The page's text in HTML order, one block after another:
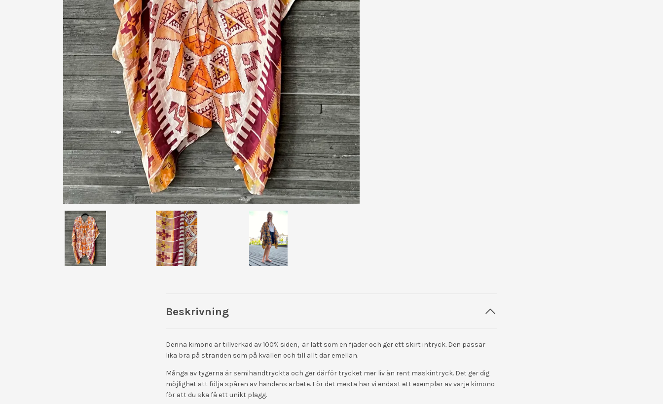
Beskrivning
Denna kimono är tillverkad av 100% siden, är lätt som en fjäder och ger ett skirt intryck. Den passar
lika bra på stranden som på kvällen och till allt där emellan.
Många av tygerna är semihandtryckta och ger därför trycket mer liv än rent maskintryck. Det ger dig
möjlighet att följa spåren av handens arbete. För det mesta har vi endast ett exemplar av varje kimono
för att du ska få ett unikt plagg.